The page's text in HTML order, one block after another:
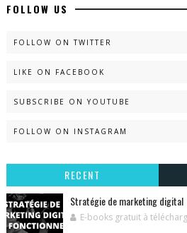
FOLLOW US
FOLLOW ON TWITTER
LIKE ON FACEBOOK
SUBSCRIBE ON YOUTUBE
FOLLOW ON INSTAGRAM
RECENT
Stratégie de marketing digital
E-books gratuit à